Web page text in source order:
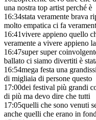
una nostra top artist perché è
16:34stata veramente brava
molto empatica ci fa
16:41vivere appieno quello
veramente a vivere appieno
16:47super super
ballato ci siamo divertiti è
16:54mega festa una
di migliaia di persone questo
17:00dei festival più grandi
di più ma devo dire che tutti
17:05quelli che sono venuti
anche quelli che erano in